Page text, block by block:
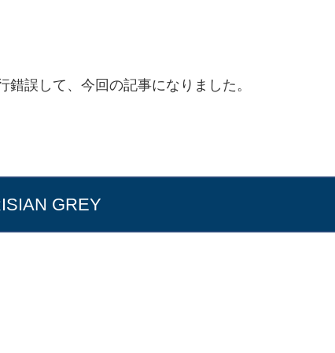
誤して、今回の記事になりました。
GREY